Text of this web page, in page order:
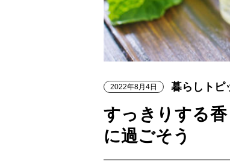
2022年8月4日 暮らしトピ
すっきりする
に過ごそう